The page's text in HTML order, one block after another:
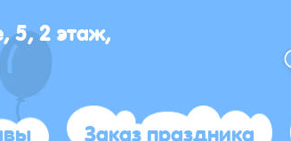
5, 2 этаж,
Заказ праздника